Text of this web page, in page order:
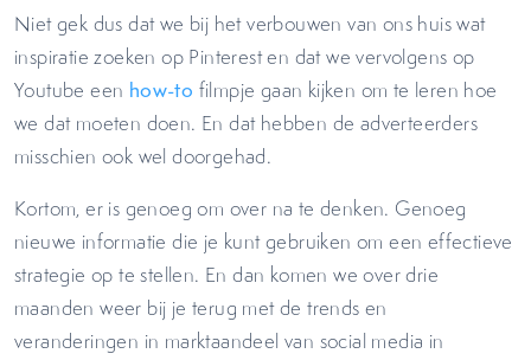
Niet gek dus dat we bij het verbouwen van ons huis wat
inspiratie zoeken op Pinterest en dat we vervolgens op
Youtube een how-to filmpje gaan kijken om te leren hoe
we dat moeten doen. En dat hebben de adverteerders
misschien ook wel doorgehad.
Kortom, er is genoeg om over na te denken. Genoeg
nieuwe informatie die je kunt gebruiken om een effectieve
strategie op te stellen. En dan komen we over drie
maanden weer bij je terug met de trends en
veranderingen in marktaandeel van social media in